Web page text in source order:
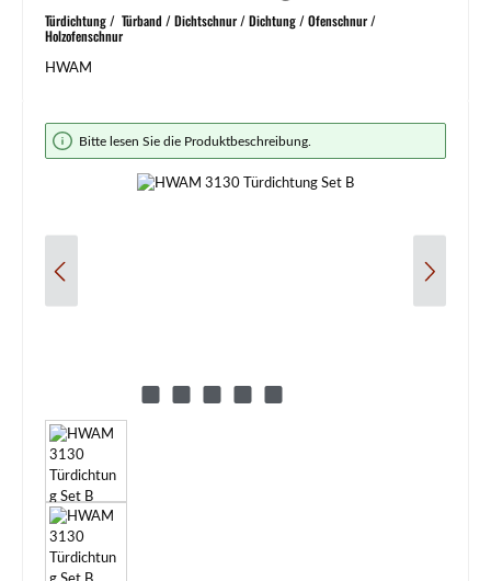
Türdichtung / Türband / Dichtschnur / Dichtung / Ofenschnur /
Holzofenschnur
HWAM
Bildergalerie überspringen
Bitte lesen Sie die Produktbeschreibung.